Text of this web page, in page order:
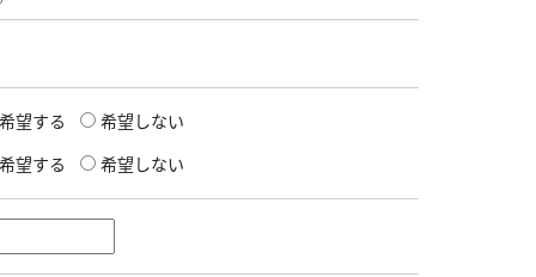
希望する 希望しない
希望する 希望しない